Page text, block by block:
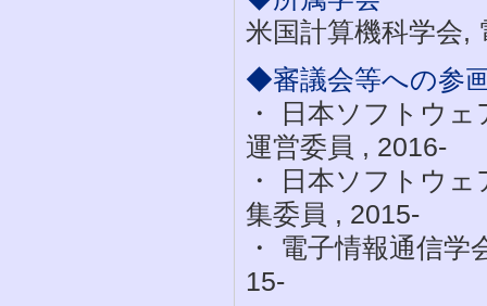
米国計算機科学会,
◆審議会等への参
・ 日本ソフトウ
運営委員 , 2016-
・ 日本ソフトウ
集委員 , 2015-
・ 電子情報通信
15-